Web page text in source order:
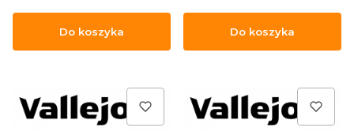
Do koszyka Do koszyka